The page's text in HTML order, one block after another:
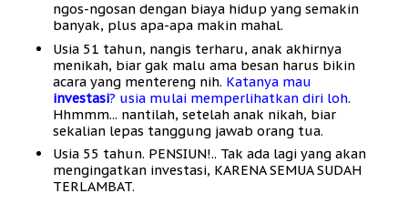
ngos-ngosan dengan biaya hidup yang semakin
banyak, plus apa-apa makin mahal.
Usia 51 tahun, nangis terharu, anak akhirnya
menikah, biar gak malu ama besan harus bikin
acara yang mentereng nih. Katanya mau
investasi? usia mulai memperlihatkan diri loh.
Hhmmm... nantilah, setelah anak nikah, biar
sekalian lepas tanggung jawab orang tua.
Usia 55 tahun. PENSIUN!.. Tak ada lagi yang akan
mengingatkan investasi, KARENA SEMUA SUDAH
TERLAMBAT.